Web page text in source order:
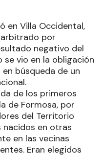
en Villa Occidental,
por
negativo del
vio en la obligación
búsqueda de un
de los primeros
de Formosa, por
del Territorio
en otras
en las vecinas
Eran elegidos